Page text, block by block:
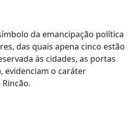
da emancipação política
das quais apena cinco estão
às cidades, as portas
evidenciam o caráter